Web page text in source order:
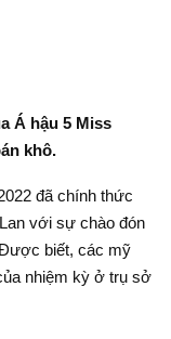
Á hậu 5 Miss
khô.
đã chính thức
với sự chào đón
biết, các mỹ
nhiệm kỳ ở trụ sở